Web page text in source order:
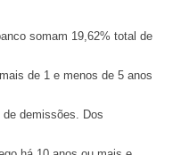
somam 19,62% total de
de 1 e menos de 5 anos
demissões. Dos